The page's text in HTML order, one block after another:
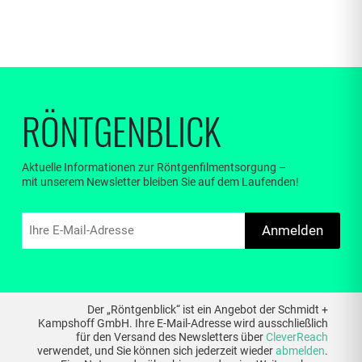
RÖNTGENBLICK
Aktuelle Informationen zur Röntgenfilmentsorgung –
mit unserem Newsletter bleiben Sie auf dem Laufenden!
Anmelden
Der „Röntgenblick“ ist ein Angebot der Schmidt +
Kampshoff GmbH. Ihre E-Mail-Adresse wird ausschließlich
für den Versand des Newsletters überCleverReach
verwendet, und Sie können sich jederzeit wiederabmelden.